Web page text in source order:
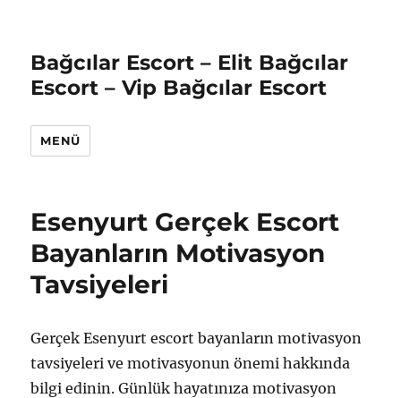
Bağcılar Escort – Elit Bağcılar
Escort – Vip Bağcılar Escort
MENÜ
Esenyurt Gerçek Escort
Bayanların Motivasyon
Tavsiyeleri
Gerçek Esenyurt escort bayanların motivasyon
tavsiyeleri ve motivasyonun önemi hakkında
bilgi edinin. Günlük hayatınıza motivasyon